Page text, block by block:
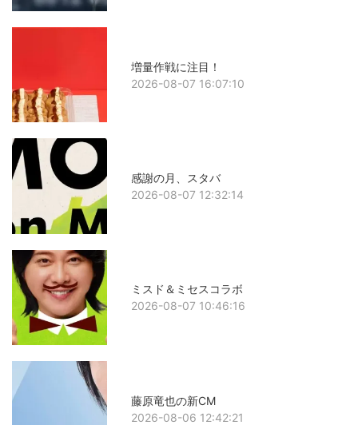
増量作戦に注目！
2026-08-07 16:07:10
感謝の月、スタバ
2026-08-07 12:32:14
ミスド＆ミセスコラボ
2026-08-07 10:46:16
藤原竜也の新CM
2026-08-06 12:42:21